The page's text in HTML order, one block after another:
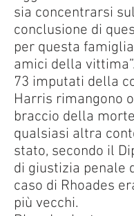
sia concentrarsi
conclusione di
per questa
amici della vittima”.
73 imputati della
Harris rimangono
braccio della
qualsiasi altra
stato, secondo il
di giustizia penale
caso di Rhoades
più vecchi.